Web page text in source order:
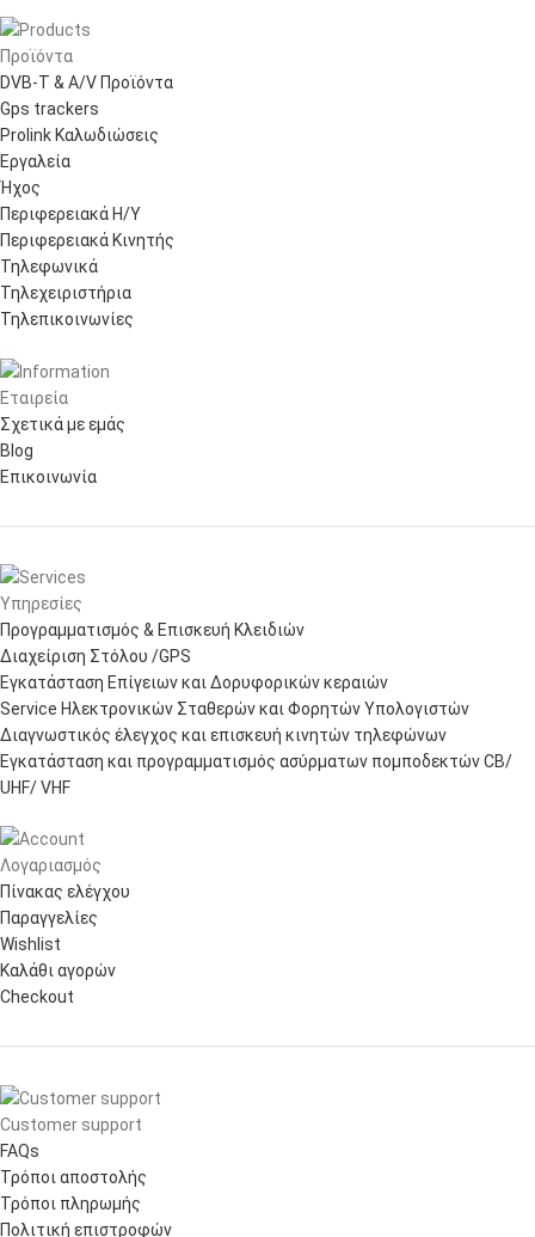
Προϊόντα
DVB-T & A/V Προϊόντα
Gps trackers
Prolink Καλωδιώσεις
Εργαλεία
Ήχος
Περιφερειακά Η/Υ
Περιφερειακά Κινητής
Τηλεφωνικά
Τηλεχειριστήρια
Τηλεπικοινωνίες
Εταιρεία
Σχετικά με εμάς
Blog
Επικοινωνία
Υπηρεσίες
Προγραμματισμός & Επισκευή Κλειδιών
Διαχείριση Στόλου /GPS
Εγκατάσταση Επίγειων και Δορυφορικών κεραιών
Service Ηλεκτρονικών Σταθερών και Φορητών Υπολογιστών
Διαγνωστικός έλεγχος και επισκευή κινητών τηλεφώνων
Εγκατάσταση και προγραμματισμός ασύρματων πομποδεκτών CB/
UHF/ VHF
Λογαριασμός
Πίνακας ελέγχου
Παραγγελίες
Wishlist
Καλάθι αγορών
Checkout
Customer support
FAQs
Τρόποι αποστολής
Τρόποι πληρωμής
Πολιτική επιστροφών